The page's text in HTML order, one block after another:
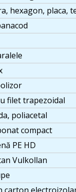
hexagon, placa,
filet trapezoidal
poliacetal
compact
PE HD
Vulkollan